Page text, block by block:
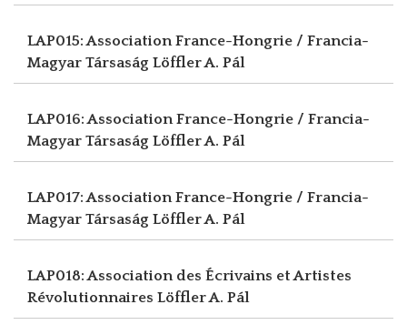
LAP015: Association France-Hongrie / Francia-
Magyar Társaság Löffler A. Pál
LAP016: Association France-Hongrie / Francia-
Magyar Társaság Löffler A. Pál
LAP017: Association France-Hongrie / Francia-
Magyar Társaság Löffler A. Pál
LAP018: Association des Écrivains et Artistes
Révolutionnaires Löffler A. Pál